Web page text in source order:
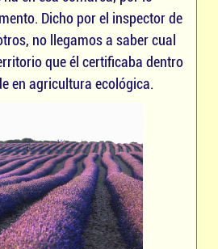
Dicho por el inspector de
no llegamos a saber cual
que él certificaba dentro
en agricultura ecológica.